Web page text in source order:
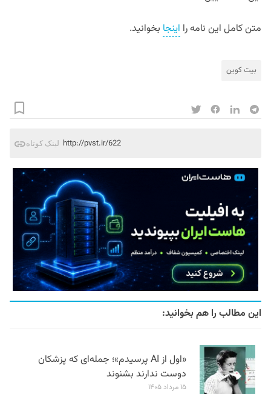
متن کامل این نامه را اینجا بخوانید.
بیت کوین
لینک کوتاه http://pvst.ir/622
این مطالب را هم بخوانید:
«اول از AI پرسیدم»؛ جمله‌ای که پزشکان
دوست ندارند بشنوند
۱۵ مرداد ۱۴۰۵